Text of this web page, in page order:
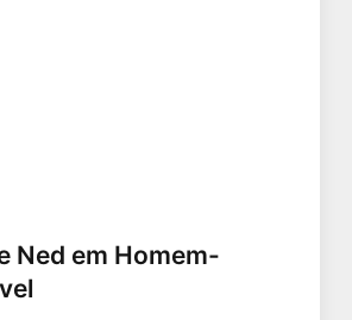
Ned em Homem-